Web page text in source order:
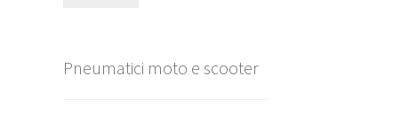
Pneumatici moto e scooter